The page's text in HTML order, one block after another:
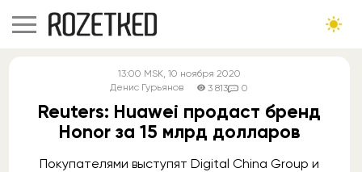
13:00 MSK, 10 ноября 2020
Денис Гурьянов
3 813 0
Reuters: Huawei продаст бренд
Honor за 15 млрд долларов
Покупателями выступят Digital China Group и